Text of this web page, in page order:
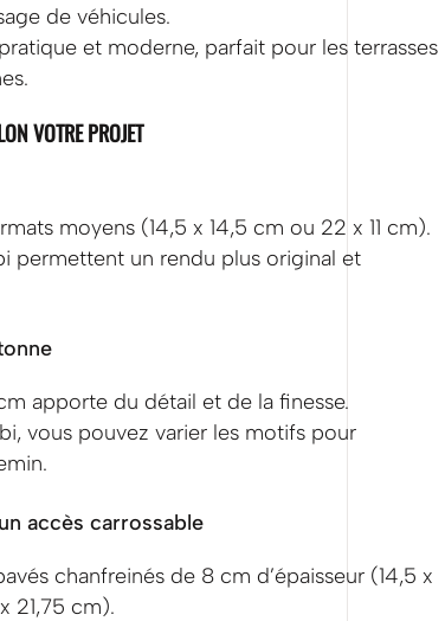
de véhicules.
pratique et moderne, parfait pour les terrasses
VOTRE PROJET
moyens (14,5 x 14,5 cm ou 22 x 11 cm).
permettent un rendu plus original et
cm apporte du détail et de la finesse.
vous pouvez varier les motifs pour
accès carrossable
chanfreinés de 8 cm d’épaisseur (14,5 x
21,75 cm).